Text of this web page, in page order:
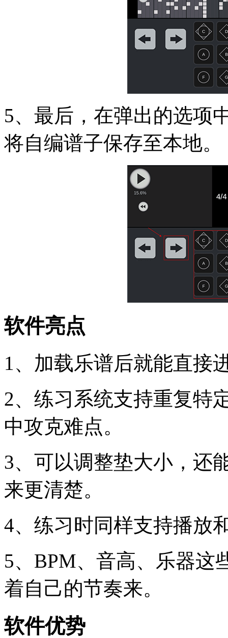
5、最后，在弹出的选项
将自编谱子保存至本地。
软件亮点
1、加载乐谱后就能直接
2、练习系统支持重复特
中攻克难点。
3、可以调整垫大小，还
来更清楚。
4、练习时同样支持播放
5、BPM、音高、乐器这
着自己的节奏来。
软件优势